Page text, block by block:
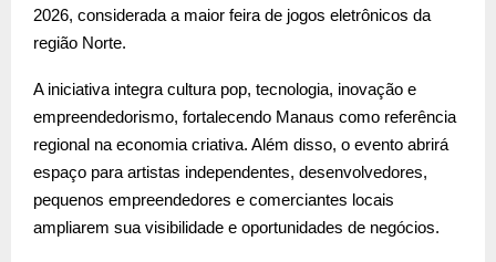
2026, considerada a maior feira de jogos eletrônicos da
região Norte.
A iniciativa integra cultura pop, tecnologia, inovação e
empreendedorismo, fortalecendo Manaus como referência
regional na economia criativa. Além disso, o evento abrirá
espaço para artistas independentes, desenvolvedores,
pequenos empreendedores e comerciantes locais
ampliarem sua visibilidade e oportunidades de negócios.